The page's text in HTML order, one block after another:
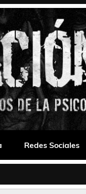
Redes Sociales